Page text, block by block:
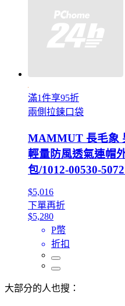
滿1件享95折
兩側拉鍊口袋
MAMMUT 長毛象
輕量防風透氣連帽
包/1012-00530-
$5,016
下單再折
$5,280
P幣
折扣
大部分的人也搜：